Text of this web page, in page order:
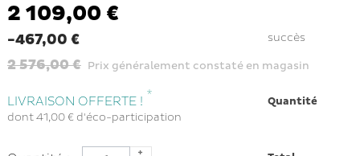
succès
Quantité
2 109,00 €
-467,00 €
2 576,00 € Prix généralement constaté en magasin
LIVRAISON OFFERTE ! *
dont41,00 € d'éco-participation